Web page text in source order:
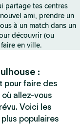
partage tes centres
ami, prendre un
à un match dans un
découvrir (ou
en ville.
:
pour faire des
allez-vous
Voici les
populaires